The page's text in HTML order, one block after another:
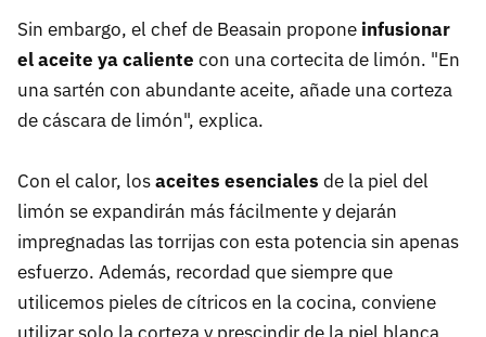
Sin embargo, el chef de Beasain propone infusionar
el aceite ya caliente con una cortecita de limón. "En
una sartén con abundante aceite, añade una corteza
de cáscara de limón", explica.
Con el calor, losaceites esenciales de la piel del
limón se expandirán más fácilmente y dejarán
impregnadas las torrijas con esta potencia sin apenas
esfuerzo. Además, recordad que siempre que
utilicemos pieles de cítricos en la cocina, conviene